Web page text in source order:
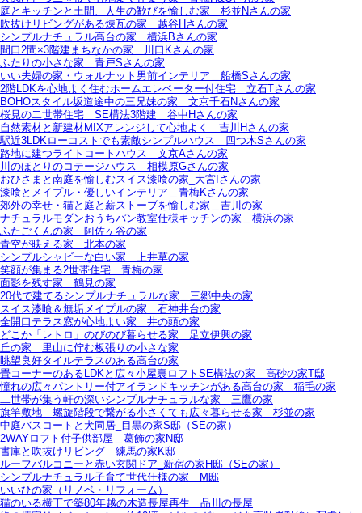
庭とキッチンと土間、人生の歓びを愉しむ家＿杉並Nさんの家
吹抜けリビングがある煉瓦の家＿越谷Hさんの家
シンプルナチュラル高台の家＿横浜Bさんの家
間口2間×3階建まちなかの家＿川口Kさんの家
ふたりの小さな家＿青戸Sさんの家
いい夫婦の家・ウォルナット男前インテリア＿船橋Sさんの家
2階LDKを心地よく住むホームエレベーター付住宅＿立石Tさんの家
BOHOスタイル坂道途中の三兄妹の家＿文京千石Nさんの家
桜見の二世帯住宅＿SE構法3階建＿谷中Hさんの家
自然素材と新建材MIXアレンジして心地よく＿吉川Hさんの家
駅近3LDKローコストでも素敵シンプルハウス＿四つ木Sさんの家
路地に建つライトコートハウス＿文京Aさんの家
川のほとりのコテージハウス＿相模原Gさんの家
おひさまと南庭を愉しむスイス漆喰の家_大宮Iさんの家
漆喰とメイプル・優しいインテリア＿青梅Kさんの家
郊外の幸せ・猫と庭と薪ストーブを愉しむ家＿吉川の家
ナチュラルモダンおうちパン教室仕様キッチンの家＿横浜の家
ふたごくんの家＿阿佐ヶ谷の家
青空が映える家＿北本の家
シンプルシャビーな白い家＿上井草の家
笑顔が集まる2世帯住宅＿青梅の家
面影を残す家＿鶴見の家
20代で建てるシンプルナチュラルな家＿三郷中央の家
スイス漆喰＆無垢メイプルの家＿石神井台の家
全開口テラス窓が心地よい家＿井の頭の家
どこか「レトロ」のびのび暮らせる家＿足立伊興の家
丘の家＿里山に佇む板張りの小さな家
眺望良好タイルテラスのある高台の家
畳コーナーのあるLDKと広々小屋裏ロフトSE構法の家＿高砂の家T邸
憧れの広々パントリー付アイランドキッチンがある高台の家＿稲毛の家
二世帯が集う軒の深いシンプルナチュラルな家＿三鷹の家
旗竿敷地＿螺旋階段で繋がる小さくても広々暮らせる家＿杉並の家
中庭バスコートと犬同居_目黒の家S邸（SEの家）
2WAYロフト付子供部屋＿葛飾の家N邸
書庫と吹抜けリビング 練馬の家K邸
ルーフバルコニーと赤い玄関ドア_新宿の家H邸（SEの家）
シンプルナチュラル子育て世代仕様の家 M邸
いいひの家（リノベ・リフォーム）
猫のいる横丁で築80年越の木造長屋再生＿品川の長屋